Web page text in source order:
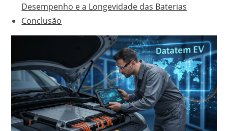
Desempenho e a Longevidade das Baterias
Conclusão